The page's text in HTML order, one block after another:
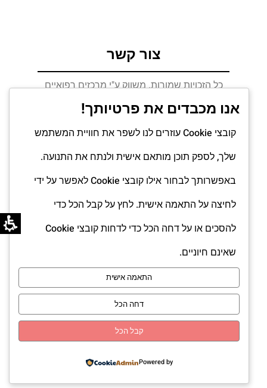
צור קשר
כל הזכויות שמורות. משווק ע"י מרכזים רפואיים
אסתטיים בע"מ – ד"ר דב קליין
רח' יוניצ'מן 21 תל אביב
03-6442104
cosmetic@drklein.co.il| www.dkc.co.il
אנו מקבלים
אנו משתמשים בטכנולוגית SSL
מוצפנת ברמה הגבוהה ביותר
לשמירה על פרטיותך.
הצהרת
נגישות
הצהרת
נגישות
הצהרת
נגישות
תקנון תקנון מדיניות
פרטיות
ביטול
עסקה
אנו מכבדים את פרטיותך!
קובצי Cookie עוזרים לנו לשפר את חוויית המשתמש
שלך, לספק תוכן מותאם אישית ולנתח את התנועה.
באפשרותך לבחור אילו קובצי Cookie לאפשר על ידי
לחיצה על התאמה אישית. לחץ על קבל הכל כדי
להסכים או על דחה הכל כדי לדחות קובצי Cookie
שאינם חיוניים.
התאמה אישית
דחה הכל
קבל הכל
Powered by